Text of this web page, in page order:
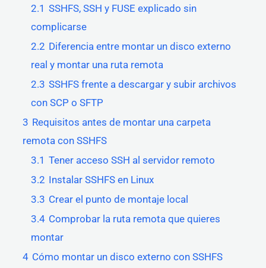
2.1 SSHFS, SSH y FUSE explicado sin
complicarse
2.2 Diferencia entre montar un disco externo
real y montar una ruta remota
2.3 SSHFS frente a descargar y subir archivos
con SCP o SFTP
3 Requisitos antes de montar una carpeta
remota con SSHFS
3.1 Tener acceso SSH al servidor remoto
3.2 Instalar SSHFS en Linux
3.3 Crear el punto de montaje local
3.4 Comprobar la ruta remota que quieres
montar
4 Cómo montar un disco externo con SSHFS